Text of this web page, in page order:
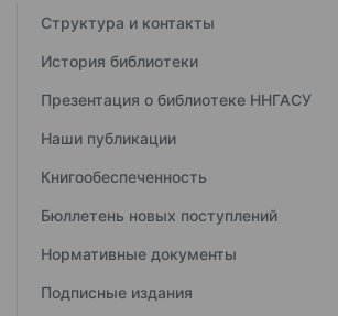
Структура и контакты
История библиотеки
Презентация о библиотеке ННГАСУ
Наши публикации
Книгообеспеченность
Бюллетень новых поступлений
Нормативные документы
Подписные издания